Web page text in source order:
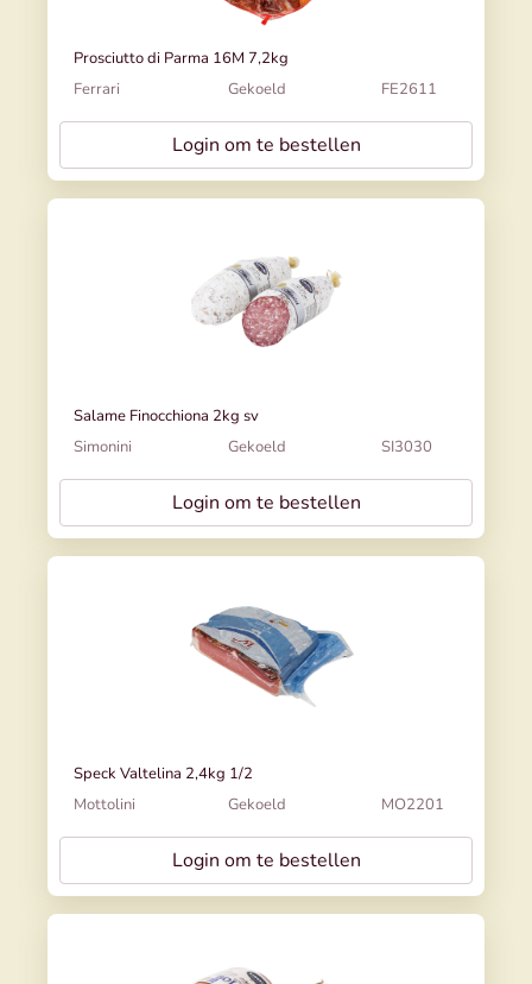
Prosciutto di Parma 16M 7,2kg
Ferrari
Gekoeld FE2611
Login om te bestellen
Salame Finocchiona 2kg sv
Simonini
Gekoeld SI3030
Login om te bestellen
Speck Valtelina 2,4kg 1/2
Mottolini
Gekoeld MO2201
Login om te bestellen